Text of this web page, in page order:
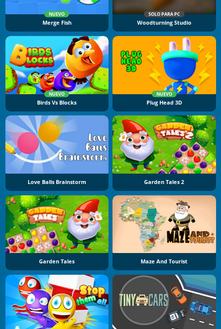
NUEVO
Merge Fish
SOLO PARA PC
Woodturning Studio
NUEVO
Birds Vs Blocks
NUEVO
Plug Head 3D
Love Balls Brainstorm Garden Tales 2
Garden Tales Maze And Tourist